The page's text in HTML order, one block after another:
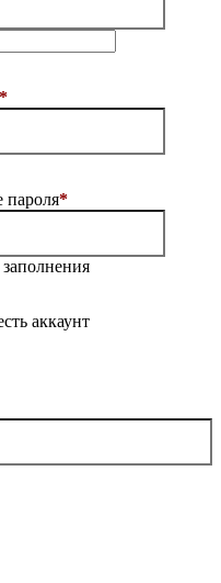
*
пароля*
аккаунт